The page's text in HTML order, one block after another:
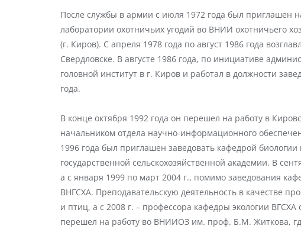
После службы в армии с июля 1972 года был приглашен
лаборатории охотничьих угодий во ВНИИ охотничьего
(г. Киров). С апреля 1978 года по август 1986 года
Свердловске. В августе 1986 года, по инициативе
головной институт в г. Киров и работал в должности
года.
В конце октября 1992 года он перешел на работу в
начальником отдела научно-информационного
1996 года был приглашен заведовать кафедрой
государственной сельскохозяйственной академии. В
а с января 1999 по март 2004 г., помимо заведования
ВНГСХА. Преподавательскую деятельность в качестве
и птиц, а с 2008 г. – профессора кафедры экологии
перешел на работу во ВНИИОЗ им. проф. Б.М. Житкова,